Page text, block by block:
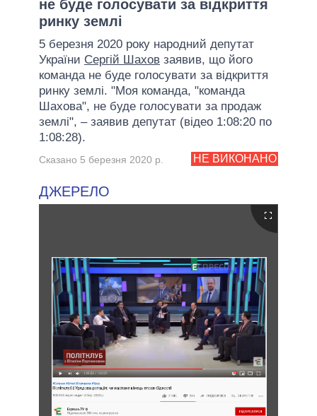
не буде голосувати за відкриття
ринку землі
5 березня 2020 року народний депутат
України Сергій Шахов заявив, що його
команда не буде голосувати за відкриття
ринку землі. "Моя команда, "команда
Шахова", не буде голосувати за продаж
землі", – заявив депутат (відео 1:08:20 по
1:08:28).
НЕ ВИКОНАНО
Сказано 5 березня 2020 р.
ДЖЕРЕЛО